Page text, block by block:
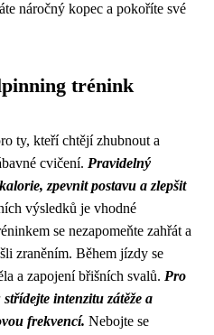
náročný kopec a pokoříte své
trénink
ty, kteří chtějí zhubnout a
cvičení. Pravidelný
zpevnit postavu a zlepšit
výsledků je vhodné
se nezapomeňte zahřát a
zraněním. Během jízdy se
a zapojení břišních svalů. Pro
intenzitu zátěže a
frekvencí. Nebojte se